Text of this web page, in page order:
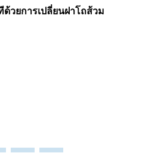
วยการเปลี่ยนฝาโถส้วม